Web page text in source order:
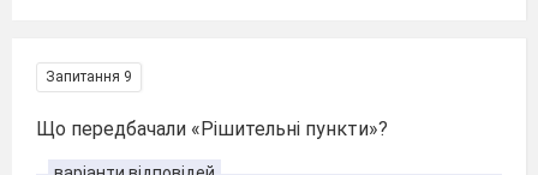
Запитання 9
Що передбачали «Рiшительні пункти»?